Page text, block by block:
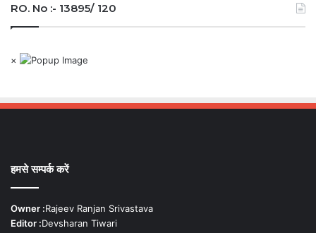
RO. No :- 13895/ 120
×
हमसे सम्पर्क करें
Owner :Rajeev Ranjan Srivastava
Editor :Devsharan Tiwari